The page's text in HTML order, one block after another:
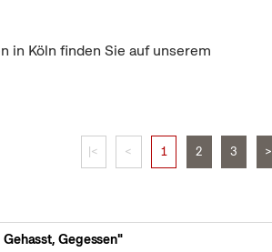
Köln finden Sie auf unserem
|< < 1 2 3 >
Gegessen"